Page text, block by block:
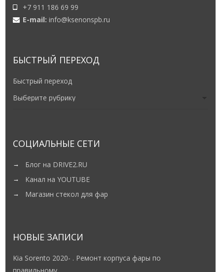
+7 911 186 69 99
E-mail:info@ksenonspb.ru
БЫСТРЫЙ ПЕРЕХОД
Быстрый переход
СОЦИАЛЬНЫЕ СЕТИ
Блог на DRIVE2.RU
Канал на YOUTUBE
Магазин стекол для фар
НОВЫЕ ЗАПИСИ
Kia Sorento 2020- . Ремонт корпуса фары по